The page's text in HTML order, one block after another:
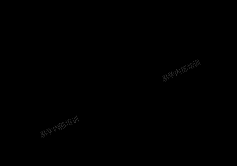
易学内部培训
易学内部培训